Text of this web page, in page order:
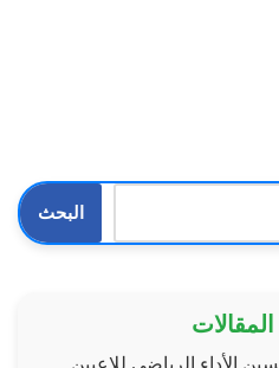
البحث
الأداء الرياضي للاعبين